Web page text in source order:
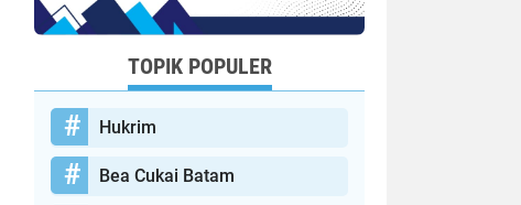
TOPIK POPULER
Hukrim
Bea Cukai Batam